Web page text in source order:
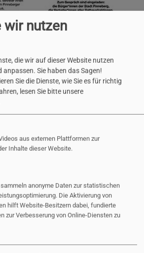
Show larger version
wir nutzen
die wir auf dieser Website nutzen
Sie haben das Sagen!
Sie die Dienste, wie Sie es für richtig
lesen Sie bitte unsere
aus externen Plattformen zur
Inhalte dieser Website.
anonyme Daten zur statistischen
Die Aktivierung von
hilft Website-Besitzern dabei, fundierte
zur Verbesserung von Online-Diensten zu